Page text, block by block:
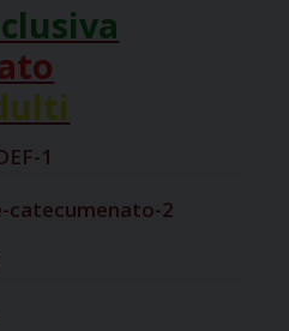
1
catecumenato-2